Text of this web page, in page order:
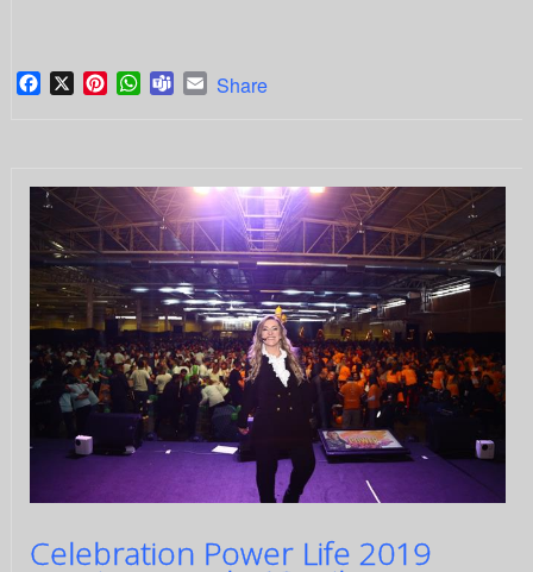
Facebook
X PinterestWhatsApp
TeamsEmail
Share
Celebration Power Life 2019